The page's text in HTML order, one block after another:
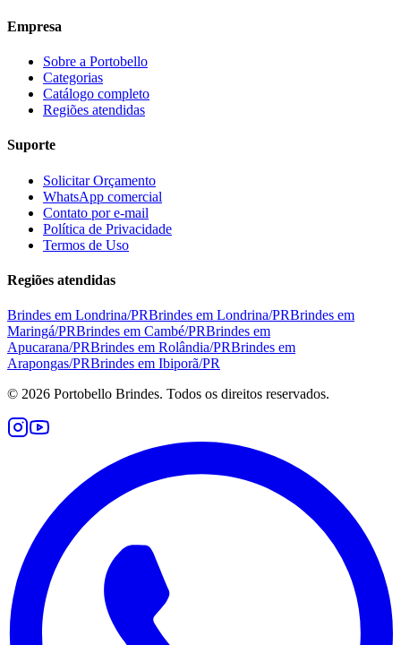
Empresa
Sobre a Portobello
Categorias
Catálogo completo
Regiões atendidas
Suporte
Solicitar Orçamento
WhatsApp comercial
Contato por e-mail
Política de Privacidade
Termos de Uso
Regiões atendidas
Brindes em Londrina/PRBrindes em Londrina/PRBrindes em
Maringá/PRBrindes em Cambé/PRBrindes em
Apucarana/PRBrindes em Rolândia/PRBrindes em
Arapongas/PRBrindes em Ibiporã/PR
© 2026 Portobello Brindes. Todos os direitos reservados.